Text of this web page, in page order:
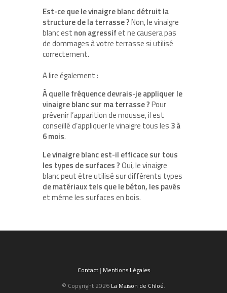
Est-ce que le vinaigre blanc détruit la
structure de la terrasse ?Non, le vinaigre
blanc est non agressifet ne causera pas
de dommages à votre terrasse si utilisé
correctement.
A lire également :
À quelle fréquence devrais-je appliquer le
vinaigre blanc sur ma terrasse ?Pour
prévenir l’apparition de mousse, il est
conseillé d’appliquer le vinaigre tous les 3 à
6 mois.
Le vinaigre blanc est-il efficace sur tous
les types de surfaces ?Oui, le vinaigre
blanc peut être utilisé sur différents types
de matériaux tels que le béton, les pavés
et même les surfaces en bois.
Contact| Mentions Légales
© Copyright 2026 La Maison de Chloé.